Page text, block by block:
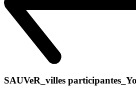
SAUVeR_villes